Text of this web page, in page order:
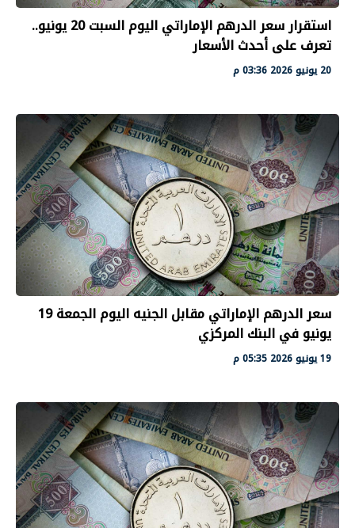
استقرار سعر الدرهم الإماراتي اليوم السبت 20 يونيو..
تعرف على أحدث الأسعار
20 يونيو 2026 03:36 م
سعر الدرهم الإماراتي مقابل الجنيه اليوم الجمعة 19
يونيو في البنك المركزي
19 يونيو 2026 05:35 م